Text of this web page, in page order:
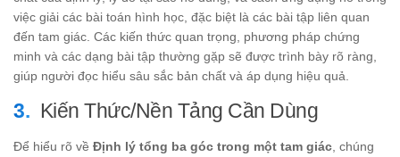
việc giải các bài toán hình học, đặc biệt là các bài tập liên quan
đến tam giác. Các kiến thức quan trọng, phương pháp chứng
minh và các dạng bài tập thường gặp sẽ được trình bày rõ ràng,
giúp người đọc hiểu sâu sắc bản chất và áp dụng hiệu quả.
Kiến Thức/Nền Tảng Cần Dùng
Để hiểu rõ về Định lý tổng ba góc trong một tam giác , chúng